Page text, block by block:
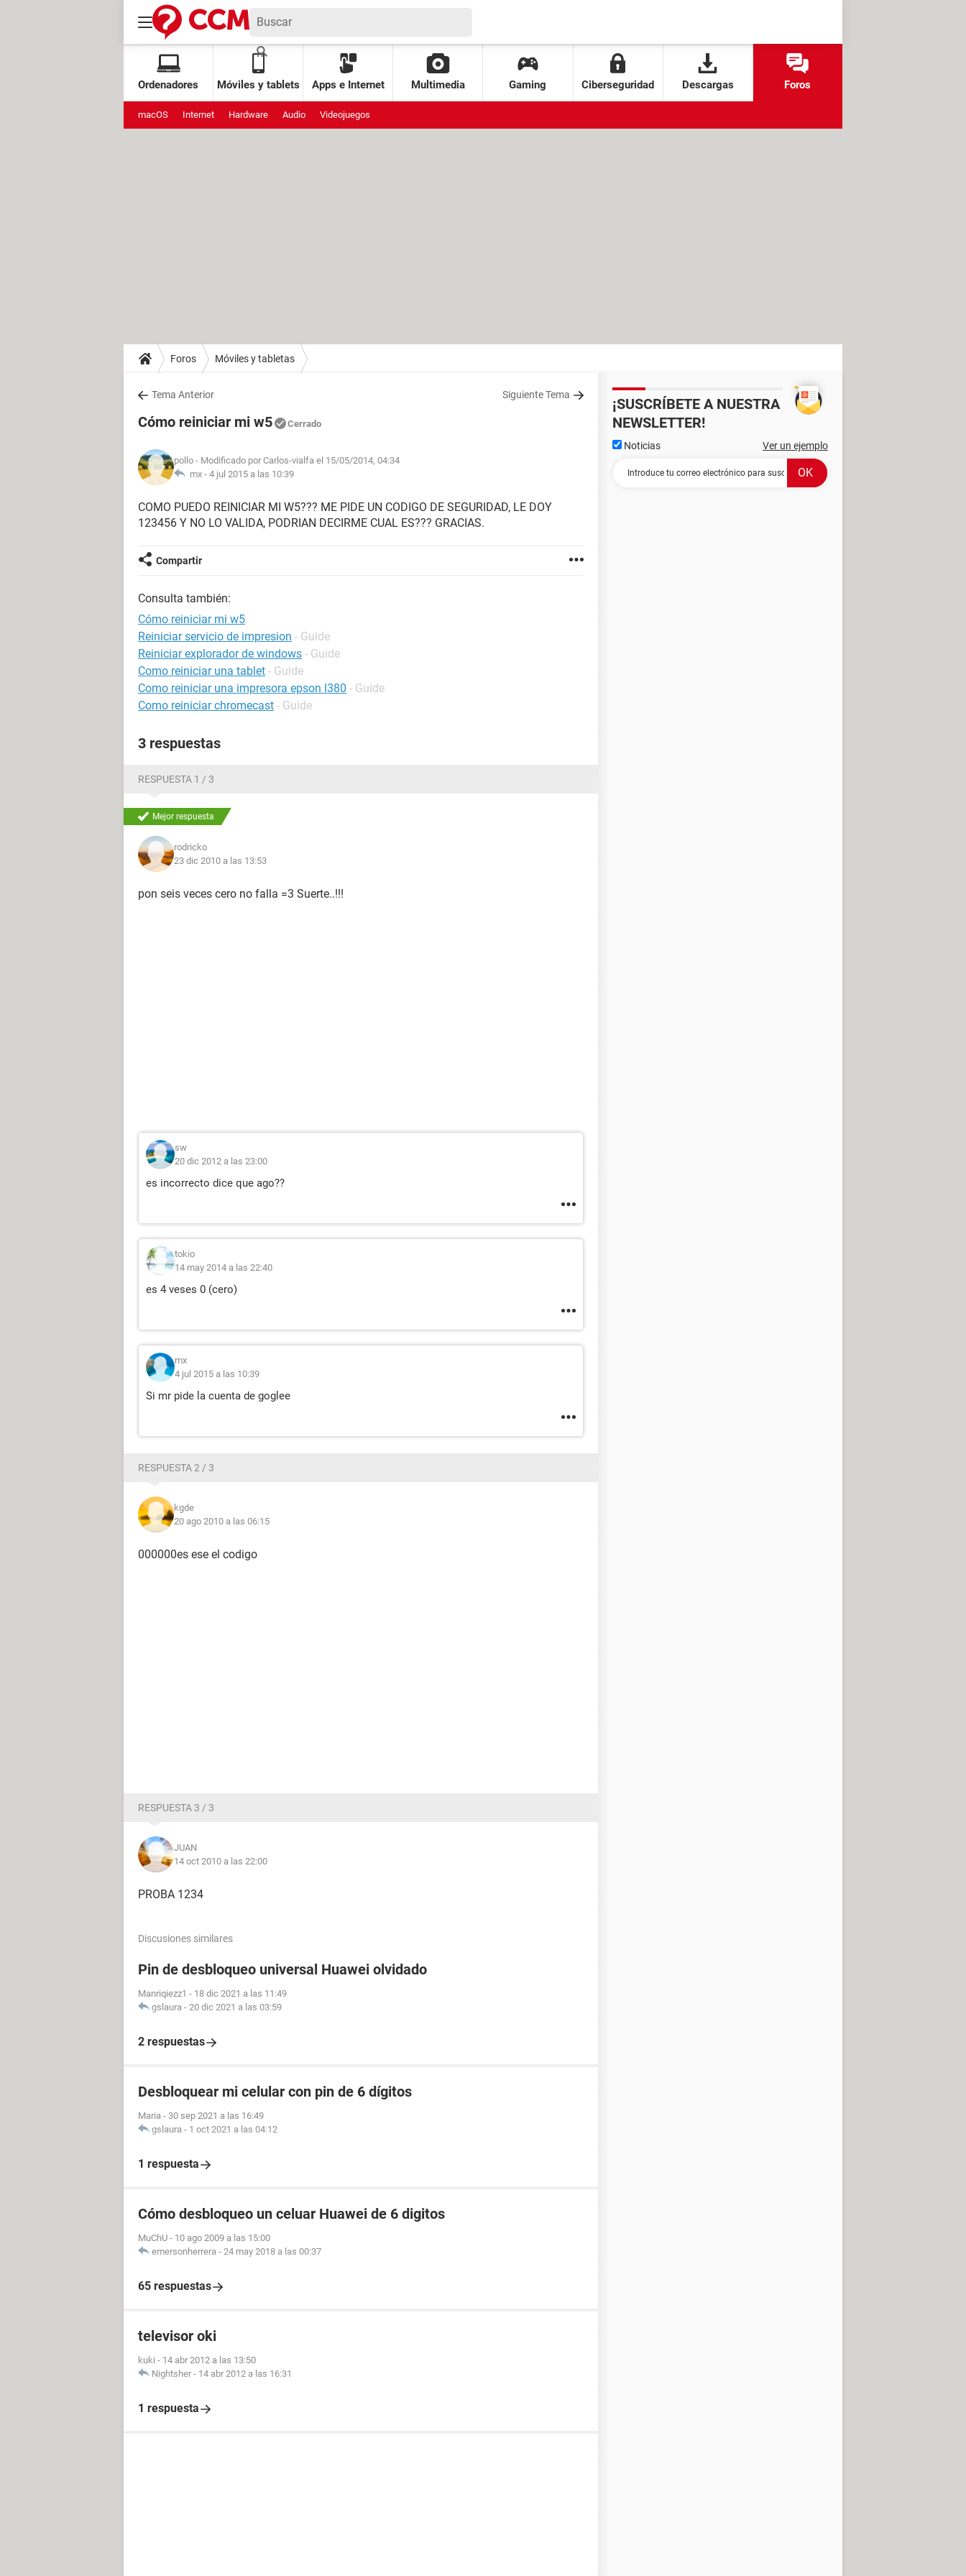
Ordenadores Móviles y tablets Apps e Internet Multimedia Gaming Ciberseguridad Descargas Foros
macOS Internet Hardware Audio Videojuegos
Foros Móviles y tabletas
Tema Anterior Siguiente Tema
Cómo reiniciar mi w5 Cerrado
pollo - Modificado por Carlos-vialfa el 15/05/2014, 04:34
mx - 4 jul 2015 a las 10:39
COMO PUEDO REINICIAR MI W5??? ME PIDE UN CODIGO DE SEGURIDAD, LE DOY
123456 Y NO LO VALIDA, PODRIAN DECIRME CUAL ES??? GRACIAS.
Compartir
Consulta también:
Cómo reiniciar mi w5
Reiniciar servicio de impresion - Guide
Reiniciar explorador de windows - Guide
Como reiniciar una tablet - Guide
Como reiniciar una impresora epson l380 - Guide
Como reiniciar chromecast - Guide
3 respuestas
RESPUESTA 1 / 3
Mejor respuesta
rodricko
23 dic 2010 a las 13:53
pon seis veces cero no falla =3 Suerte..!!!
sw
20 dic 2012 a las 23:00
es incorrecto dice que ago??
tokio
14 may 2014 a las 22:40
es 4 veses 0 (cero)
mx
4 jul 2015 a las 10:39
Si mr pide la cuenta de goglee
RESPUESTA 2 / 3
kgde
20 ago 2010 a las 06:15
000000es ese el codigo
RESPUESTA 3 / 3
JUAN
14 oct 2010 a las 22:00
PROBA 1234
Discusiones similares
Pin de desbloqueo universal Huawei olvidado
Manriqiezz1 - 18 dic 2021 a las 11:49
gslaura - 20 dic 2021 a las 03:59
2 respuestas
Desbloquear mi celular con pin de 6 dígitos
Maria - 30 sep 2021 a las 16:49
gslaura - 1 oct 2021 a las 04:12
1 respuesta
Cómo desbloqueo un celuar Huawei de 6 digitos
MuChU - 10 ago 2009 a las 15:00
emersonherrera - 24 may 2018 a las 00:37
65 respuestas
televisor oki
kuki - 14 abr 2012 a las 13:50
Nightsher - 14 abr 2012 a las 16:31
1 respuesta
¡SUSCRÍBETE A NUESTRA
NEWSLETTER!
Noticias Ver un ejemplo